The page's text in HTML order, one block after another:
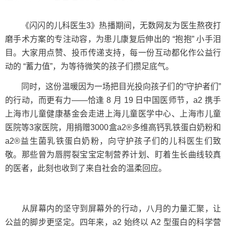
《闪闪的儿科医生3》热播期间，无数网友为医生熬夜打
磨手术方案的专注动容，为患儿康复后伸出的 “抱抱” 小手泪
目。大家用点赞、投币传递支持，每一份互动都化作公益行
动的 “蓄力值”，为等待微笑的孩子们攒足底气。
同时，这份温暖因为一场把目光投向孩子们的“守护者们”
的行动，而更有力——恰逢 8 月 19 日中国医师节，a2 携手
上海市儿童健康基金会走进上海儿童医学中心、上海市儿童
医院等3家医院，用捐赠3000盒a2®多维高钙乳铁蛋白奶粉和
a2®益生菌乳铁蛋白奶粉，向守护孩子们的儿科医生们致
敬。那些曾为唇腭裂宝宝定制营养计划、盯着生长曲线较真
的医者，此刻也收到了来自社会的温柔回应。
从屏幕内的坚守到屏幕外的行动，八月的力量汇聚，让
公益的脚步更坚定。四年来，a2 始终以 A2 型蛋白的科学营